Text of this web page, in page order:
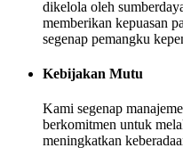
dikelola oleh
memberikan kepuasan
segenap pemangku
Kebijakan Mutu
Kami segenap
berkomitmen untuk
meningkatkan